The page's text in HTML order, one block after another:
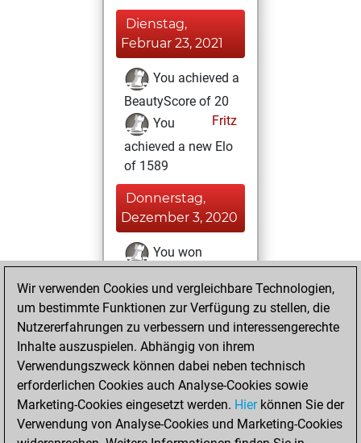
Dienstag,
Februar 23, 2021
You achieved a
BeautyScore of 20
Fritz
You
achieved a new Elo
of 1589
Donnerstag,
Dezember 3, 2020
You won
Mittwoch,
Dezember 2, 2020
You created
your Fritz account
Fritz
Dienstag,
Dezember 1, 2020
Wir verwenden Cookies und vergleichbare Technologien,
um bestimmte Funktionen zur Verfügung zu stellen, die
Nutzererfahrungen zu verbessern und interessengerechte
Inhalte auszuspielen. Abhängig von ihrem
Verwendungszweck können dabei neben technisch
erforderlichen Cookies auch Analyse-Cookies sowie
Marketing-Cookies eingesetzt werden. Hierkönnen Sie der
Verwendung von Analyse-Cookies und Marketing-Cookies